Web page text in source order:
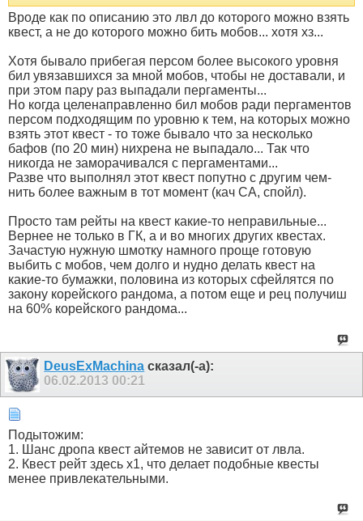
Вроде как по описанию это лвл до которого можно взять
квест, а не до которого можно бить мобов... хотя хз...
Хотя бывало прибегая персом более высокого уровня
бил увязавшихся за мной мобов, чтобы не доставали, и
при этом пару раз выпадали пергаменты...
Но когда целенаправленно бил мобов ради пергаментов
персом подходящим по уровню к тем, на которых можно
взять этот квест - то тоже бывало что за несколько
бафов (по 20 мин) нихрена не выпадало... Так что
никогда не заморачивался с пергаментами...
Разве что выполнял этот квест попутно с другим чем-
нить более важным в тот момент (кач СА, спойл).
Просто там рейты на квест какие-то неправильные...
Вернее не только в ГК, а и во многих других квестах.
Зачастую нужную шмотку намного проще готовую
выбить с мобов, чем долго и нудно делать квест на
какие-то бумажки, половина из которых сфейлятся по
закону корейского рандома, а потом еще и рец получиш
на 60% корейского рандома...
DeusExMachina сказал(-а):
06.02.2013 00:21
Подытожим:
1. Шанс дропа квест айтемов не зависит от лвла.
2. Квест рейт здесь х1, что делает подобные квесты
менее привлекательными.